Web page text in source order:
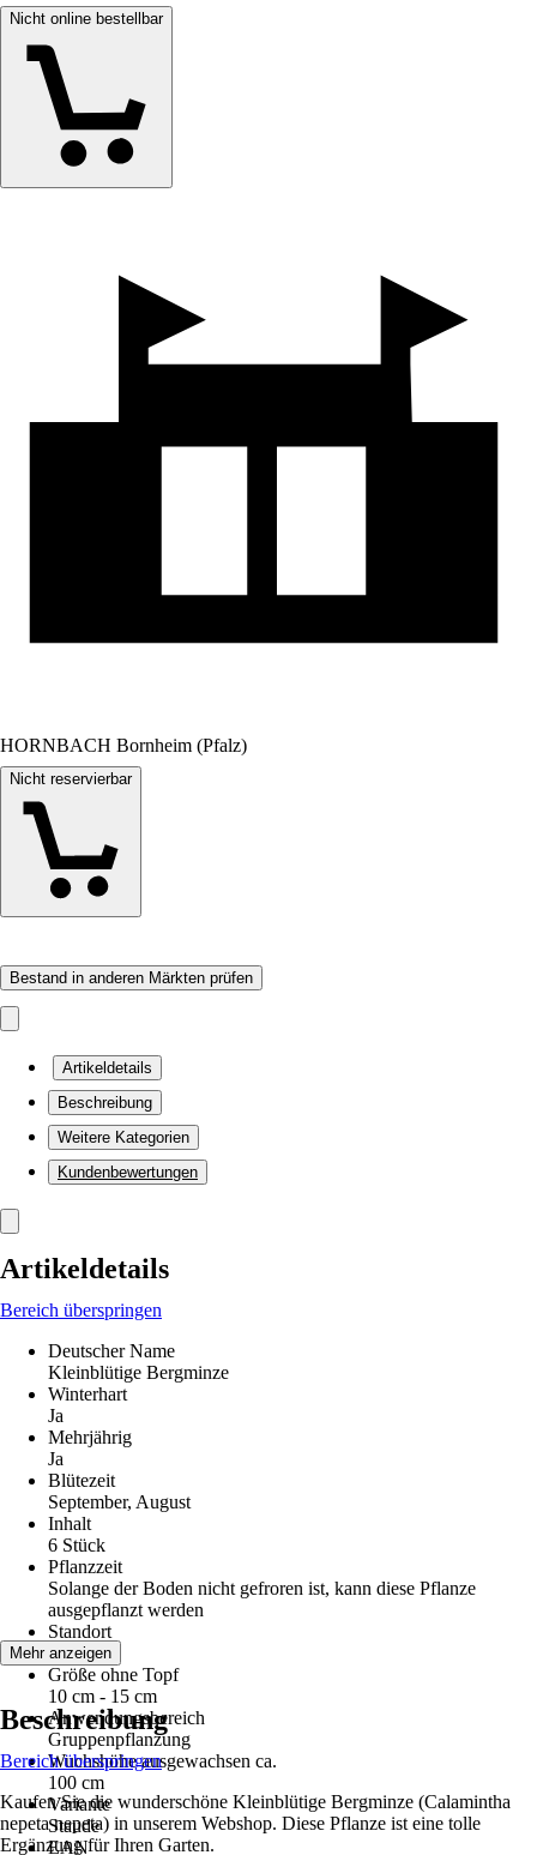
Nicht online bestellbar
HORNBACH Bornheim (Pfalz)
Nicht reservierbar
Bestand in anderen Märkten prüfen
Artikeldetails
Beschreibung
Weitere Kategorien
Kundenbewertungen
Artikeldetails
Bereich überspringen
Deutscher Name
Kleinblütige Bergminze
Winterhart
Ja
Mehrjährig
Ja
Blütezeit
September, August
Inhalt
6 Stück
Pflanzzeit
Solange der Boden nicht gefroren ist, kann diese Pflanze
ausgepflanzt werden
Standort
Sonne
Größe ohne Topf
10 cm - 15 cm
Anwendungsbereich
Gruppenpflanzung
Wuchshöhe ausgewachsen ca.
100 cm
Variante
Staude
EAN
Mehr anzeigen
Beschreibung
Bereich überspringen
Kaufen Sie die wunderschöne Kleinblütige Bergminze (Calamintha
nepeta nepeta) in unserem Webshop. Diese Pflanze ist eine tolle
Ergänzung für Ihren Garten.